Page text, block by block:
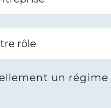
un régime